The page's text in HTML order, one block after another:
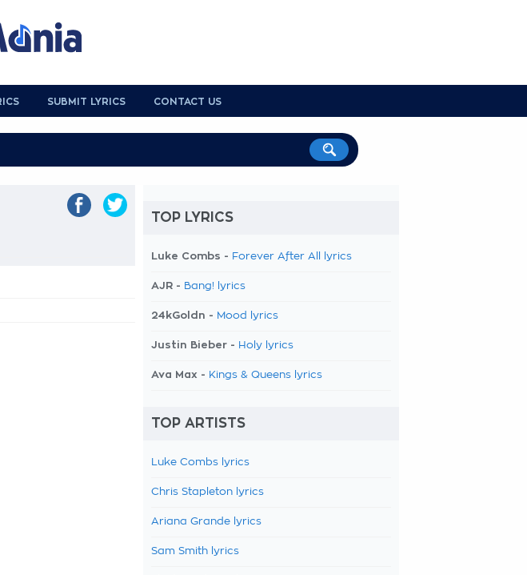
SUBMIT LYRICS CONTACT US
TOP LYRICS
Luke Combs - Forever After All lyrics
AJR - Bang! lyrics
24kGoldn - Mood lyrics
Justin Bieber - Holy lyrics
Ava Max - Kings & Queens lyrics
TOP ARTISTS
Luke Combs lyrics
Chris Stapleton lyrics
Ariana Grande lyrics
Sam Smith lyrics